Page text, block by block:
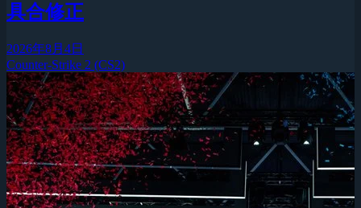
具合修正
2026年8月4日
Counter-Strike 2 (CS2)